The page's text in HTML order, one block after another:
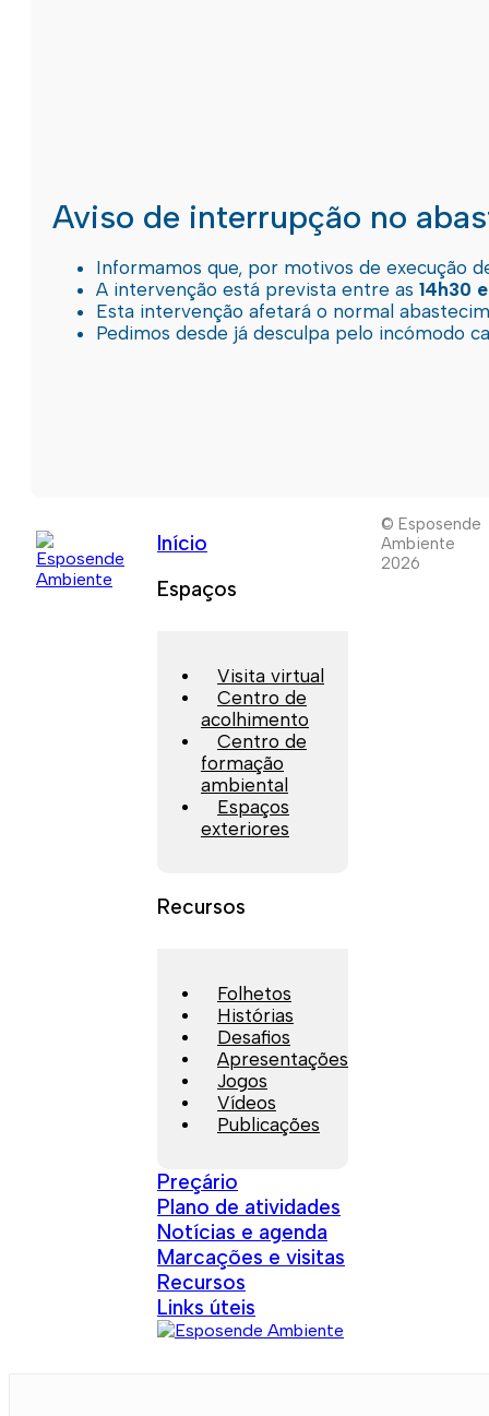
Aviso de interrupção no
Informamos que, por motivos de execução
A intervenção está prevista entre as 14h30
Esta intervenção afetará o normal
Pedimos desde já desculpa pelo incómodo
Início
Espaços
Visita virtual
Centro de
acolhimento
Centro de
formação
ambiental
Espaços
exteriores
Recursos
Folhetos
Histórias
Desafios
Apresentações
Jogos
Vídeos
Publicações
Preçário
Plano de atividades
Notícias e agenda
Marcações e visitas
Recursos
Links úteis
© Esposende
Ambiente
2026